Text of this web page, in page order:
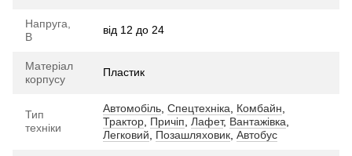
Напруга,
В
від 12 до 24
Матеріал
корпусу
Пластик
Тип
техніки
Автомобіль Спецтехніка Комбайн
Трактор Причіп Лафет, Вантажівка
Легковий
Позашляховик Автобус